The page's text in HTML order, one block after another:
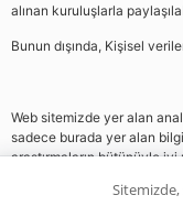
alınan kuruluşlarla
Bunun dışında, Kişisel
Web sitemizde yer alan
sadece burada yer alan
araştırmaların bütünüyle
Sitemizde,